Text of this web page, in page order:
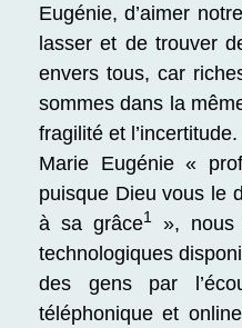
Eugénie, d’aimer
lasser et de trouver
envers tous, car
sommes dans la
fragilité et
Marie Eugénie«
puisque Dieu vous le
à sa grâce1»,
technologiques
des gens par
téléphonique et